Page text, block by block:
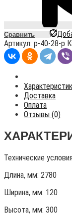
Сравнить
Артикул: p-40-28-p
Доставка
Оплата
Отзывы (0)
Технические
Длина, мм: 2780
Ширина, мм: 120
Высота, мм: 300